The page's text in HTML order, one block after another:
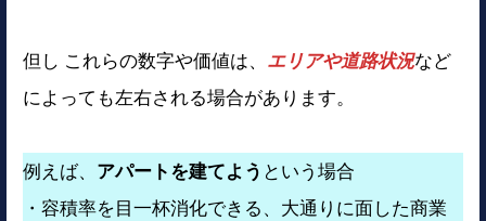
但し これらの数字や価値は、 エリアや道路状況など
によっても左右される場合があります。
例えば、 アパートを建てよう という場合
・容積率を目一杯消化できる、大通りに面した商業